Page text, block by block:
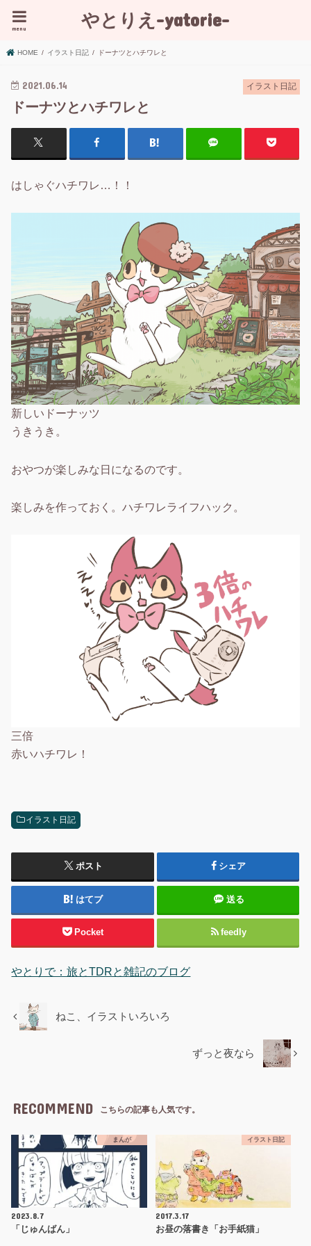
やとりえ-yatorie-
menu
HOME イラスト日記 ドーナツとハチワレと
イラスト日記
2021.06.14
ドーナツとハチワレと
はしゃぐハチワレ…！！
新しいドーナッツ
うきうき。
おやつが楽しみな日になるのです。
楽しみを作っておく。ハチワレライフハック。
三倍
赤いハチワレ！
イラスト日記
ポスト シェア
はてブ 送る
Pocket feedly
やとりで：旅とTDRと雑記のブログ
ねこ、イラストいろいろ
ずっと夜なら
RECOMMEND こちらの記事も人気です。
まんが
2023.8.7
「じゅんばん」
イラスト日記
2017.3.17
お昼の落書き「お手紙猫」